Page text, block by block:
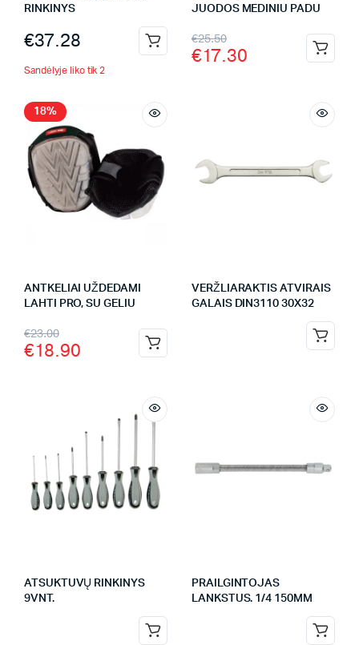
RINKINYS
€37.28
Sandėlyje liko tik 2
JUODOS MEDINIU PADU
€25.50
€17.30
18%
ANTKELIAI UŽDEDAMI
LAHTI PRO, SU GELIU
€23.00
€18.90
VERŽLIARAKTIS ATVIRAIS
GALAIS DIN3110 30X32
ATSUKTUVŲ RINKINYS
9VNT.
PRAILGINTOJAS
LANKSTUS. 1/4 150MM